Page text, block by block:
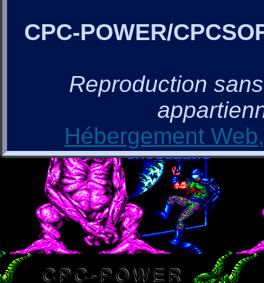
CPC-POWER/
Reproduction
Hébergement